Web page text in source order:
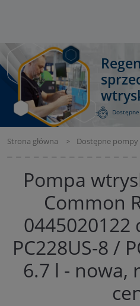
Strona główna Dostępne
Pompa
Common
0445020122
PC228US-8 /
6.7 l - nowa,